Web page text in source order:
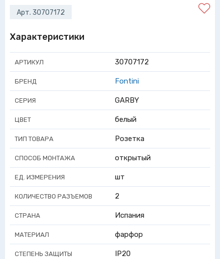
Арт. 30707172
Характеристики
АРТИКУЛ 30707172
БРЕНД Fontini
СЕРИЯ GARBY
ЦВЕТ белый
ТИП ТОВАРА Розетка
СПОСОБ МОНТАЖА открытый
ЕД. ИЗМЕРЕНИЯ шт
КОЛИЧЕСТВО РАЗЪЕМОВ 2
СТРАНА Испания
МАТЕРИАЛ фарфор
СТЕПЕНЬ ЗАЩИТЫ IP20